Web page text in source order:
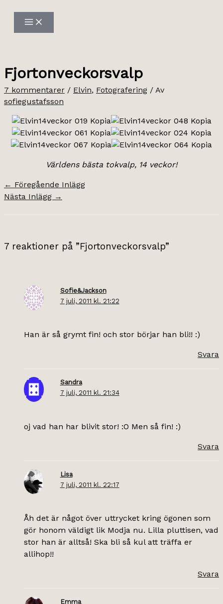
innehåll
Fjortonveckorsvalp
7 kommentarer / Elvin, Fotografering / Av
sofiegustafsson
Världens bästa tokvalp, 14 veckor!
← Föregående Inlägg
Nästa Inlägg →
7 reaktioner på ”Fjortonveckorsvalp”
Sofie&Jackson
7 juli, 2011 kl. 21:22
Han är så grymt fin! och stor börjar han bli!! :)
Svara
Sandra
7 juli, 2011 kl. 21:34
oj vad han har blivit stor! :O Men så fin! :)
Svara
Lisa
7 juli, 2011 kl. 22:17
Åh det är något över uttrycket kring ögonen som
gör honom väldigt lik Modja nu. Lilla pluttisen, vad
stor han är alltså! Ska bli så kul att träffa er
allihop!!
Svara
Emma